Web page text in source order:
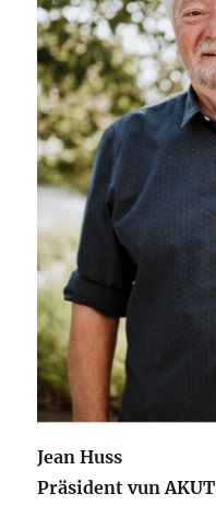
Jean Huss
Präsident vun AKUT